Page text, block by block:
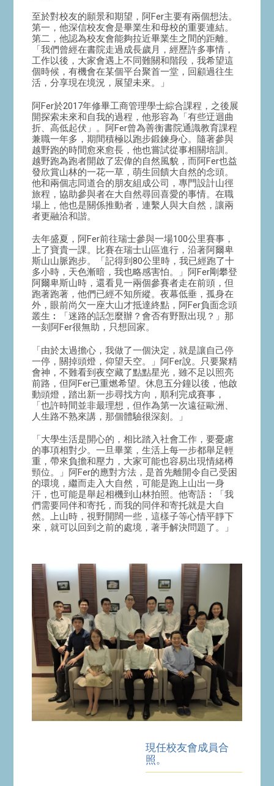
至於對校友的願景和期望，阿Fer主要有兩個想法。
第一，他深信校友會是畢業生和母校的重要連結。
第二，他認為校友會能夠拉近畢業生之間的距離。
「我們曾經在書院走過成長歲月，經歷許多事情，
工作以後，大家會遇上不同難關和階段，我希望這
個時候，有機會在某個平台聚首一堂，回顧過往生
活，分享現在境況，展望未來。」
阿Fer於2017年修畢工商管理學士綜合課程，之後展
開探索未來和自我的過程，他形容為「有些迂迴曲
折、高低起伏」。阿Fer曾為善衡書院通識教育課程
兼職一年多，期間積極以跑步鍛鍊身心。隨著參與
越野跑的時間愈來愈長，他也嘗試從事相關培訓。
越野跑為跑者開啟了宏偉的自然風貌，而阿Fer也益
發欣賞山林的一花一草，萌生回饋大自然的念頭。
他和兩個志同道合的朋友組成公司，專門設計山徑
旅程，協助參與者在大自然尋回喜愛的事情。在職
場上，他也是關係推動者，連繫人與大自然，讓兩
者更融洽和諧。
去年盛夏，阿Fer前往瑞士參與一場100公里賽事，
上了寶貴一課。比賽在瑞士山區進行，沿著阿爾卑
斯山山脈跑步。「記得到80公里時，我已經跑了十
多小時，天色漸暗，我也略感害怕。」阿Fer剛攀登
阿爾卑斯山時，還看見一兩個參賽者走在前頭，但
跑著跑著，他們已經不知所縱。夜幕低垂，孤身在
外，眼前尚欠一座大山才抵達終點，阿Fer負面念頭
叢生︰「迷路的話怎麼辦？會否有野獸出現？」那
一刻阿Fer很無助，只想回家。
「由於太過擔心，我做了一個決定，就是讓自己停
一停，關掉頭燈，仰望天空。」阿Fer說。只要聚精
會神，不難看到夜空藏了點點星光，雖不足以照亮
前路，但阿Fer已重燃希望。休息五分鐘以後，他啟
動頭燈，踏出新一步尋找方向，順利完成賽事，
「也許時間並非最理想，但作為第一次遠征歐洲、
人生路不熟來講，那個體驗很深刻。」
「大學生活是開心的，相比踏入社會工作，要憂慮
的事項相對少。一旦畢業，生活上每一步都舉足輕
重，帶來負擔和壓力，大家可能也容易出現情緒樽
頸位。」阿Fer的應對方法，是首先離開令自己受困
的環境，繼而走入大自然，可能是跑上山出一身
汗，也可能是舉起相機到山林拍照。他寄語︰「我
們需要同伴和寄托，而我的同伴和寄托就是大自
然。上山時，視野開闊一些，這樣子等心情平靜下
來，就可以回到之前的處境，著手解決問題了。」
現任校友會成員合
照。